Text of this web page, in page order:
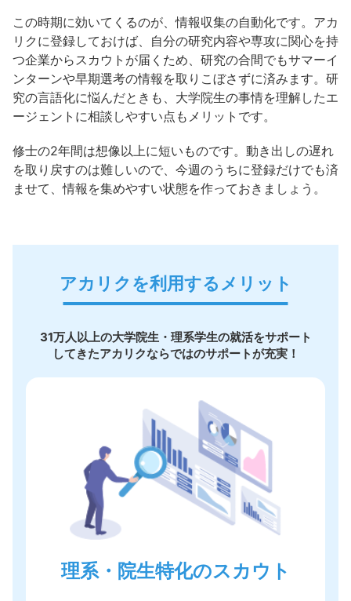
この時期に効いてくるのが、情報収集の自動化です。アカ
リクに登録しておけば、自分の研究内容や専攻に関心を持
つ企業からスカウトが届くため、研究の合間でもサマーイ
ンターンや早期選考の情報を取りこぼさずに済みます。研
究の言語化に悩んだときも、大学院生の事情を理解したエ
ージェントに相談しやすい点もメリットです。
修士の2年間は想像以上に短いものです。動き出しの遅れ
を取り戻すのは難しいので、今週のうちに登録だけでも済
ませて、情報を集めやすい状態を作っておきましょう。
アカリクを利用するメリット
31万人以上の大学院生・理系学生の就活をサポート
してきたアカリクならではのサポートが充実！
理系・院生特化のスカウト